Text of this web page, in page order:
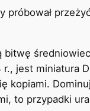
jest miniatura
kopiami.
to przypadki